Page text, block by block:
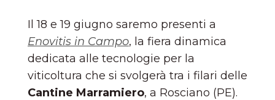
Il 18 e 19 giugno saremo presenti a
Enovitis in Campo, la fiera dinamica
dedicata alle tecnologie per la
viticoltura che si svolgerà tra i filari delle
Cantine Marramiero, a Rosciano (PE).